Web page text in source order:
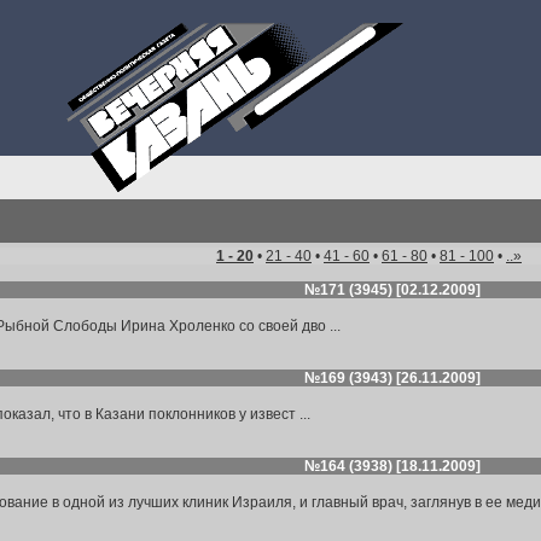
1 - 20 • 21 - 40 • 41 - 60 • 61 - 80 • 81 - 100 • ..»
№171 (3945) [02.12.2009]
Слободы Ирина Хроленко со своей дво ...
№169 (3943) [26.11.2009]
что в Казани поклонников у извест ...
№164 (3938) [18.11.2009]
в одной из лучших клиник Израиля, и главный врач, заглянув в ее